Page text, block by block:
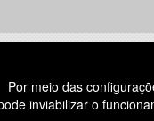
RUA DONA GERMAINE
ÁGUA BRANCA - SÃO PAULO SP
CEP: 05002-062
Por meio das
inviabilizar o